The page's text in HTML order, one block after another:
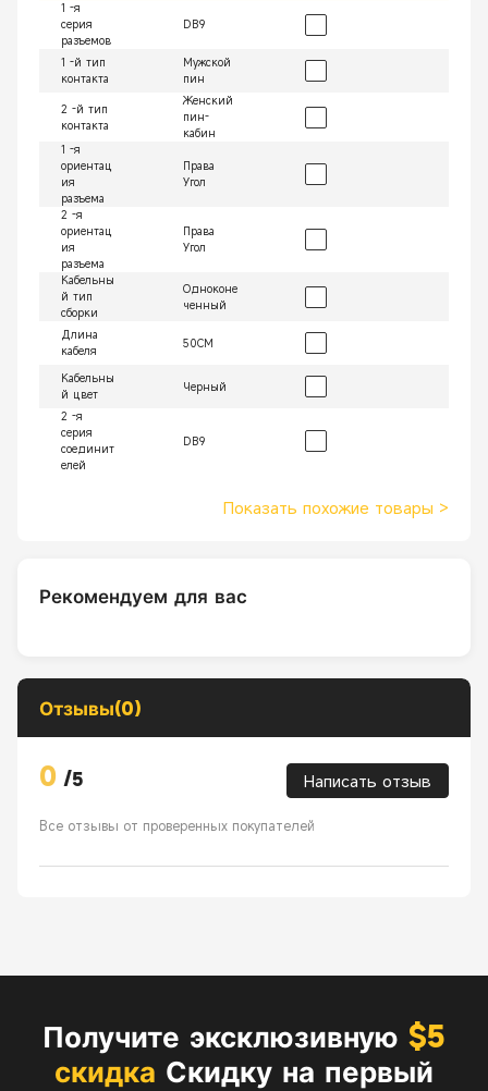
1 -я
серия
разъемов
DB9
1 -й тип
контакта
Мужской
пин
2 -й тип
контакта
Женский
пин-
кабин
1 -я
ориентац
ия
разъема
Права
Угол
2 -я
ориентац
ия
разъема
Права
Угол
Кабельны
й тип
сборки
Одноконе
ченный
Длина
кабеля
50СМ
Кабельны
й цвет
Черный
2 -я
серия
соединит
елей
DB9
Показать похожие товары >
Рекомендуем для вас
Отзывы(0)
0 /5 Написать отзыв
Все отзывы от проверенных покупателей
Получите эксклюзивную $5
скидка Скидку на первый